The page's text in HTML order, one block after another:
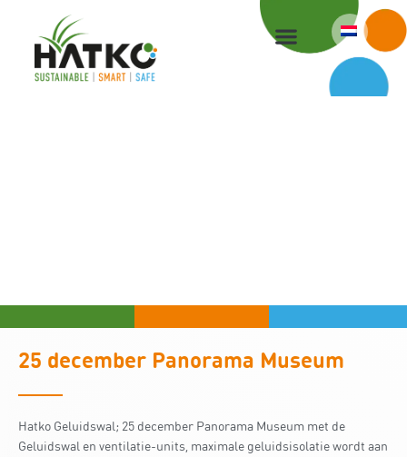
inhoud
25 december Panorama Museum
Hatko Geluidswal; 25 december Panorama Museum met de
Geluidswal en ventilatie-units, maximale geluidsisolatie wordt aan